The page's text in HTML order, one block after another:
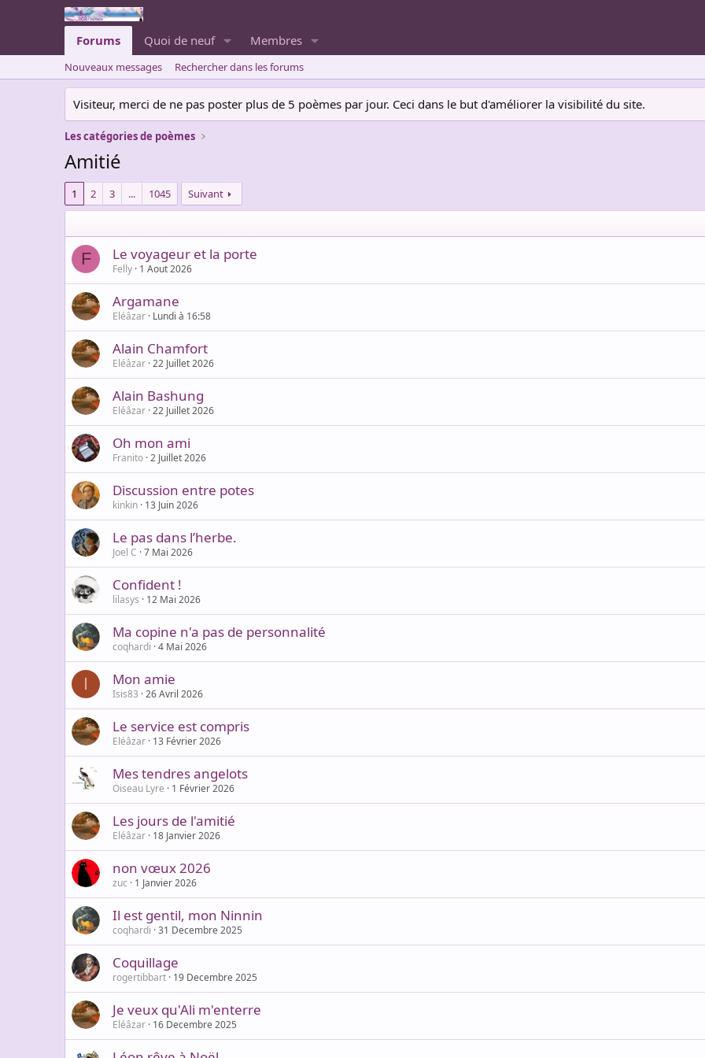
Forums Quoi de neuf Membres
Nouveaux messages Rechercher dans les forums
Visiteur, merci de ne pas poster plus de 5 poèmes par jour. Ceci dans le but d'améliorer la visibilité du site.
Les catégories de poèmes
Amitié
1 2 3 ... 1045 Suivant
F Le voyageur et la porte
Felly 1 Aout 2026
Argamane
Eléâzar Lundi à 16:58
Alain Chamfort
Eléâzar 22 Juillet 2026
Alain Bashung
Eléâzar 22 Juillet 2026
Oh mon ami
Franito 2 Juillet 2026
Discussion entre potes
kinkin 13 Juin 2026
Le pas dans l’herbe.
Joel C 7 Mai 2026
Confident !
lilasys 12 Mai 2026
Ma copine n'a pas de personnalité
coqhardi 4 Mai 2026
I Mon amie
Isis83 26 Avril 2026
Le service est compris
Eléâzar 13 Février 2026
Mes tendres angelots
Oiseau Lyre 1 Février 2026
Les jours de l'amitié
Eléâzar 18 Janvier 2026
non vœux 2026
zuc 1 Janvier 2026
Il est gentil, mon Ninnin
coqhardi 31 Decembre 2025
Coquillage
rogertibbart 19 Decembre 2025
Je veux qu'Ali m'enterre
Eléâzar 16 Decembre 2025